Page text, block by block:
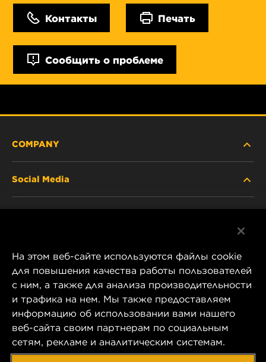
Контакты Печать
Сообщить о проблеме
COMPANY
CAREER
COMPANY STORE
DATA PRIVACY
Social Media
Instagram
YouTube
1 Wix Way
P.O. Box 1967
Gastonia, NC 28054
На этом веб-сайте используются файлы cookie
для повышения качества работы пользователей
с ним, а также для анализа производительности
и трафика на нем. Мы также предоставляем
информацию об использовании вами нашего
веб-сайта своим партнерам по социальным
сетям, рекламе и аналитическим системам.